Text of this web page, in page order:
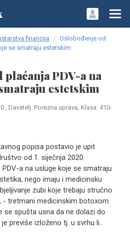
financija
Oslobođenje od
se smatraju estetskim
plaćanja PDV-a na
estetskim
Davatelj: Porezna uprava, Klasa: 410-
popisa postavio je upit
od 1. siječnja 2020.
a na usluge koje se smatraju
nego imaju i medicinsku
zubi koje trebaju stručno
- tretmani medicinskim botoxom
se spušta usna da ne dolazi do
previše izloženo tj. u svrhu li..